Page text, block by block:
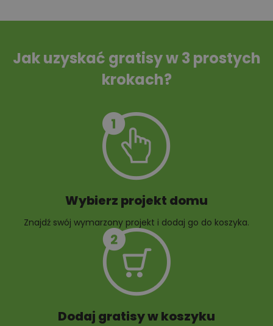
Tablica informacyjna
Przydomowa
10 projektów małej
10 projektów rabat
Jak uzyskać gratisy w 3 prostych
krokach?
Wybierz projekt domu
Znajdź swój wymarzony projekt i dodaj go do koszyka.
Dodaj gratisy w koszyku